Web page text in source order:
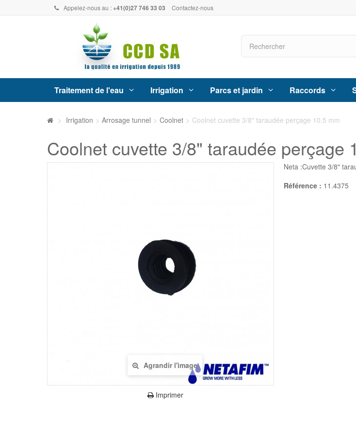
Appelez-nous au :+41(0)27 746 33 03 Contactez-nous
Traitement de l'eau Irrigation Parcs et jardin Raccords
> Irrigation > Arrosage tunnel > Coolnet > Coolnet cuvette 3/8" taraudée perçage 10.5 mm
Coolnet cuvette 3/8" taraudée perçage
Agrandir l'image
Imprimer
Neta :Cuvette 3/8"
Référence : 11.4375